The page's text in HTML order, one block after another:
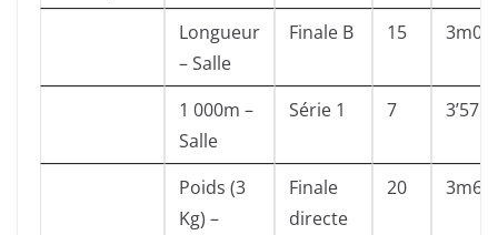
Longueur
– Salle
Finale B 15 3m09
1 000m –
Salle
Série 1 7 3’57
Poids (3
Kg) –
Finale
directe
20 3m69